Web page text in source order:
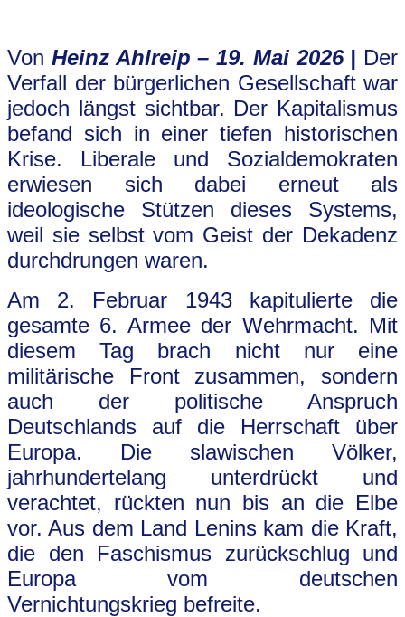
Von Heinz Ahlreip – 19. Mai 2026 | Der
Verfall der bürgerlichen Gesellschaft war
jedoch längst sichtbar. Der Kapitalismus
befand sich in einer tiefen historischen
Krise. Liberale und Sozialdemokraten
erwiesen sich dabei erneut als
ideologische Stützen dieses Systems,
weil sie selbst vom Geist der Dekadenz
durchdrungen waren.
Am 2. Februar 1943 kapitulierte die
gesamte 6. Armee der Wehrmacht. Mit
diesem Tag brach nicht nur eine
militärische Front zusammen, sondern
auch der politische Anspruch
Deutschlands auf die Herrschaft über
Europa. Die slawischen Völker,
jahrhundertelang unterdrückt und
verachtet, rückten nun bis an die Elbe
vor. Aus dem Land Lenins kam die Kraft,
die den Faschismus zurückschlug und
Europa vom deutschen
Vernichtungskrieg befreite.